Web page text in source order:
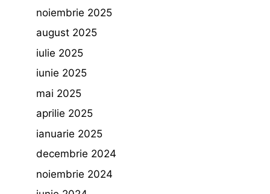
noiembrie 2025
august 2025
iulie 2025
iunie 2025
mai 2025
aprilie 2025
ianuarie 2025
decembrie 2024
noiembrie 2024